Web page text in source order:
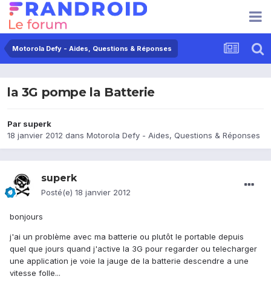
Motorola Defy - Aides, Questions & Réponses
la 3G pompe la Batterie
Par superk
18 janvier 2012 dans Motorola Defy - Aides, Questions & Réponses
superk
Posté(e) 18 janvier 2012
bonjours
j'ai un problème avec ma batterie ou plutôt le portable depuis
quel que jours quand j'active la 3G pour regarder ou telecharger
une application je voie la jauge de la batterie descendre a une
vitesse folle...